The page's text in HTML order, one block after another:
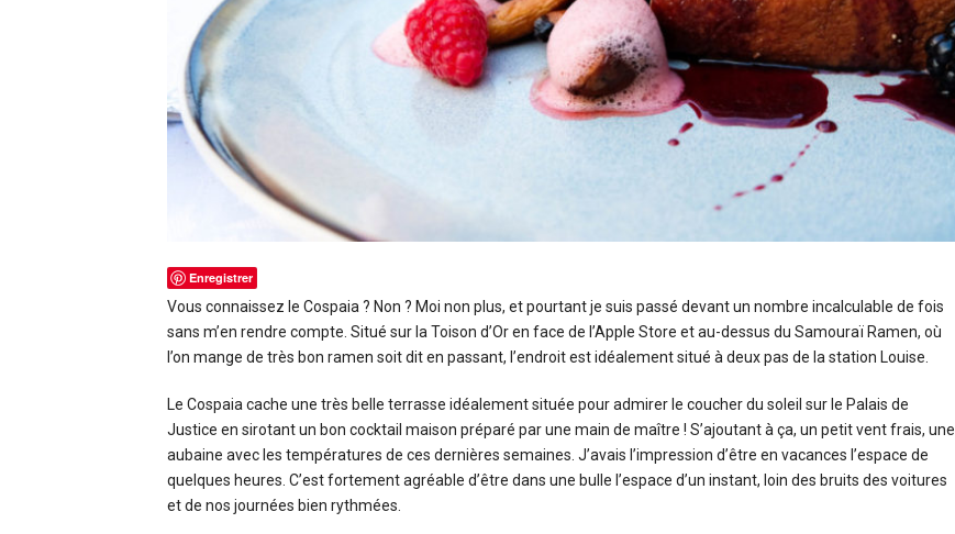
Enregistrer
Vous connaissez le Cospaia ? Non ? Moi non plus, et pourtant je suis passé devant un nombre incalculable de fois
sans m’en rendre compte. Situé sur la Toison d’Or en face de l’Apple Store et au-dessus du Samouraï Ramen, où
l’on mange de très bon ramen soit dit en passant, l’endroit est idéalement situé à deux pas de la station Louise.
Le Cospaia cache une très belle terrasse idéalement située pour admirer le coucher du soleil sur le Palais de
Justice en sirotant un bon cocktail maison préparé par une main de maître ! S’ajoutant à ça, un petit vent frais, une
aubaine avec les températures de ces dernières semaines. J’avais l’impression d’être en vacances l’espace de
quelques heures. C’est fortement agréable d’être dans une bulle l’espace d’un instant, loin des bruits des voitures
et de nos journées bien rythmées.